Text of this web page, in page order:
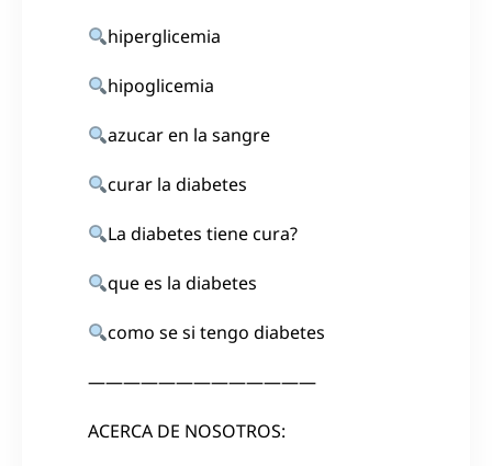
hiperglicemia
hipoglicemia
azucar en la sangre
curar la diabetes
La diabetes tiene cura?
que es la diabetes
como se si tengo diabetes
—————————————
ACERCA DE NOSOTROS: